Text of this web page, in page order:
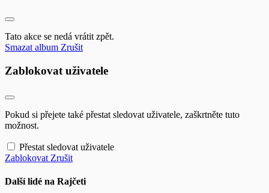
Tato akce se nedá vrátit zpět.
Smazat album Zrušit
Zablokovat uživatele
Pokud si přejete také přestat sledovat uživatele, zaškrtněte tuto
možnost.
Přestat sledovat uživatele
Zablokovat Zrušit
Další lidé na Rajčeti